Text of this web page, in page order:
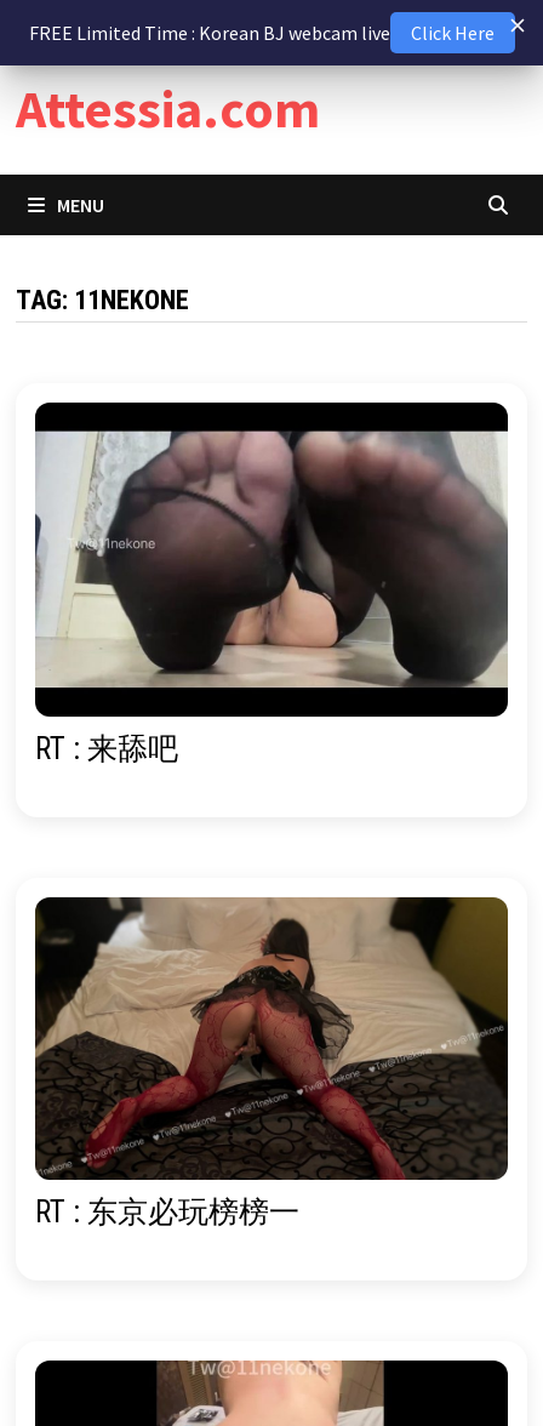
content
Attessia.com
MENU
TAG: 11NEKONE
RT : 来舔吧
RT : 东京必玩榜榜一
FREE Limited Time : Korean BJ webcam live Click Here